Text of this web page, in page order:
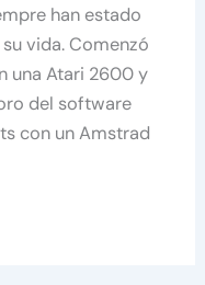
han estado
vida. Comenzó
una Atari 2600 y
del software
con un Amstrad